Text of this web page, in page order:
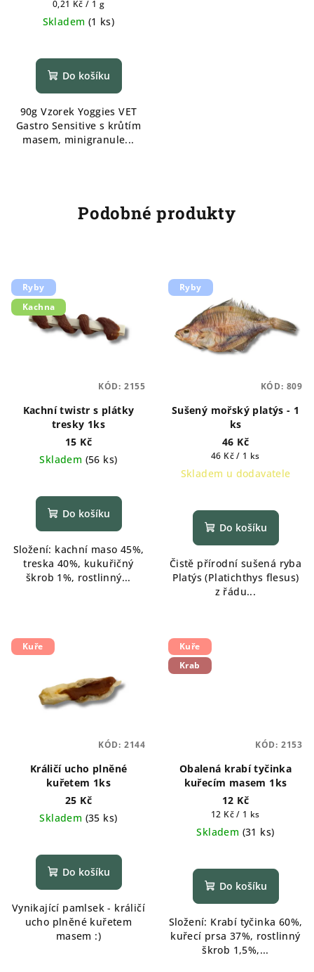
Měrná
cena:
0,21 Kč / 1 g
Skladem (1 ks)
Do košíku
90g Vzorek Yoggies VET
Gastro Sensitive s krůtím
masem, minigranule...
Podobné produkty
Ryby
Kachna
Kachní twistr s plátky
tresky 1ks
15 Kč
Skladem (56 ks)
hodnocení
produktu
z
5
hvězdiček.
Do košíku
Složení: kachní maso 45%,
treska 40%, kukuřičný
škrob 1%, rostlinný...
KÓD: 2155
Ryby
Sušený mořský platýs - 1
ks
46 Kč
Měrná
cena:
46 Kč / 1 ks
Skladem u dodavatele
hodnocení
produktu
z
5
hvězdiček.
Do košíku
Čistě přírodní sušená ryba
Platýs (Platichthys flesus)
z řádu...
KÓD: 809
Kuře
Králičí ucho plněné
kuřetem 1ks
25 Kč
Skladem (35 ks)
Do košíku
Vynikající pamlsek - králičí
ucho plněné kuřetem
masem :)
KÓD: 2144
Kuře
Krab
Obalená krabí tyčinka
kuřecím masem 1ks
12 Kč
Měrná
cena:
12 Kč / 1 ks
Skladem (31 ks)
Do košíku
Složení: Krabí tyčinka 60%,
kuřecí prsa 37%, rostlinný
škrob 1,5%,...
KÓD: 2153